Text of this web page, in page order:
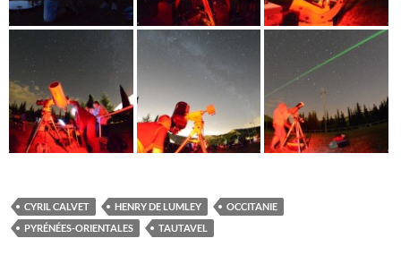
CYRIL CALVET HENRY DE LUMLEY
OCCITANIE
PYRÉNÉES-ORIENTALES
TAUTAVEL